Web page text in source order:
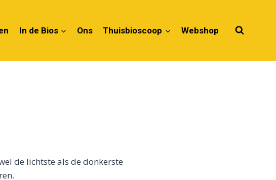
In de Bios Ons Thuisbioscoop Webshop
de lichtste als de donkerste